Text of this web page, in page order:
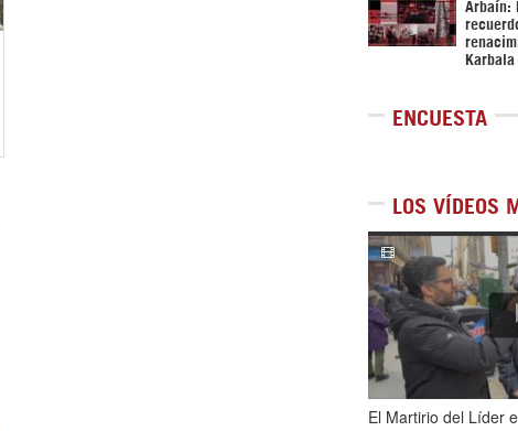
Arbaín:
Karbala
ENCUESTA
LOS VÍDEOS
El Martirio del Líder